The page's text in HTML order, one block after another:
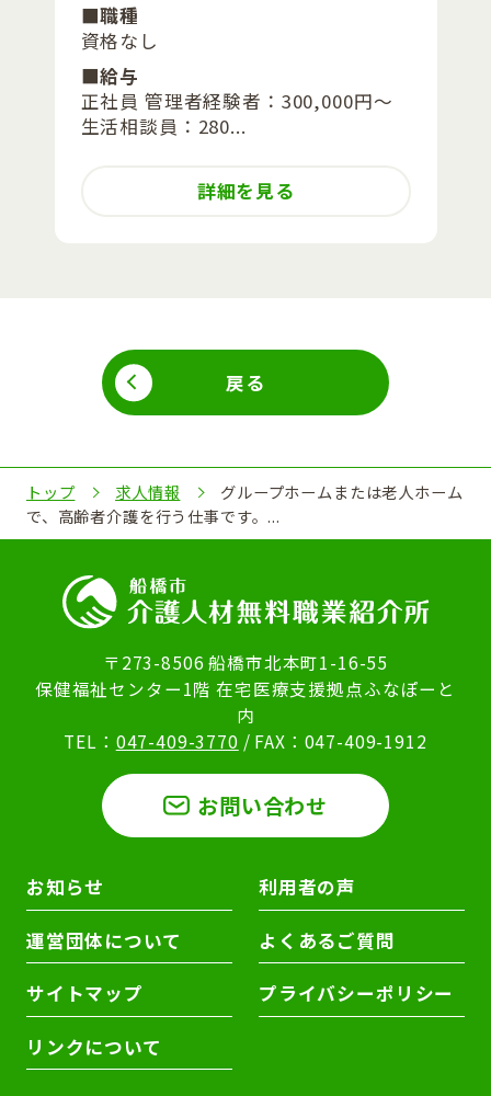
■職種
資格なし
■給与
正社員 管理者経験者：300,000円～
生活相談員：280...
詳細を見る
戻る
トップ 求人情報
グループホームまたは老人ホーム
で、高齢者介護を行う仕事です。...
〒273-8506 船橋市北本町1-16-55
保健福祉センター1階 在宅医療支援拠点ふなぽーと
内
TEL： 047-409-3770 / FAX：047-409-1912
お問い合わせ
お知らせ 利用者の声
運営団体について よくあるご質問
サイトマップ プライバシーポリシー
リンクについて